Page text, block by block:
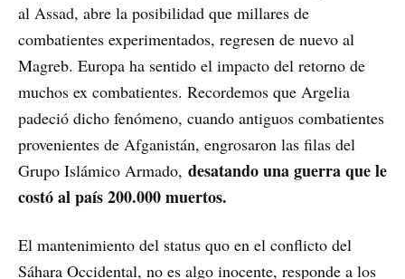
al Assad, abre la posibilidad que millares de
combatientes experimentados, regresen de nuevo al
Magreb. Europa ha sentido el impacto del retorno de
muchos ex combatientes. Recordemos que Argelia
padeció dicho fenómeno, cuando antiguos combatientes
provenientes de Afganistán, engrosaron las filas del
Grupo Islámico Armado, desatando una guerra que le
costó al país 200.000 muertos.
El mantenimiento del status quo en el conflicto del
Sáhara Occidental, no es algo inocente, responde a los